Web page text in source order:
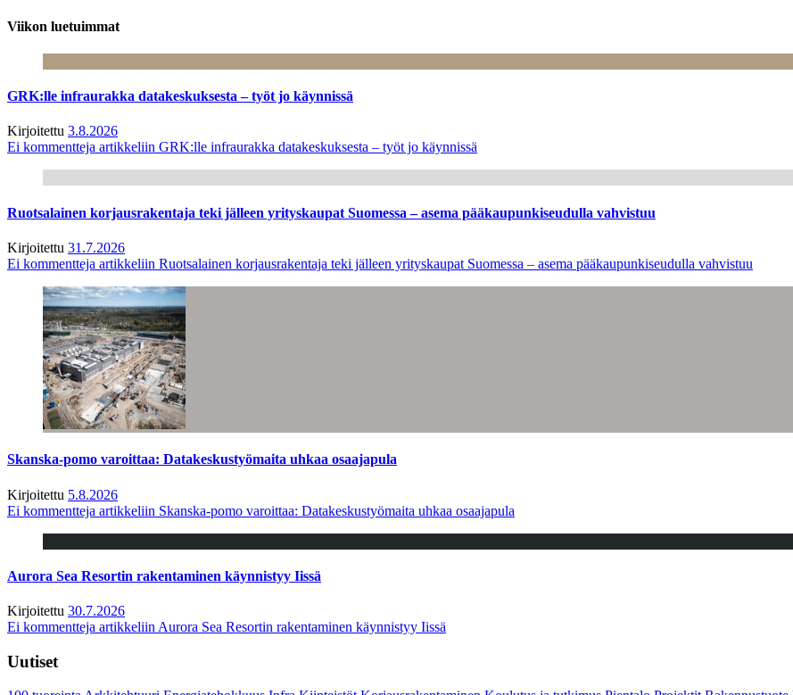
Viikon luetuimmat
GRK:lle infraurakka datakeskuksesta – työt jo käynnissä
Kirjoitettu 3.8.2026
Ei kommentteja artikkeliin GRK:lle infraurakka datakeskuksesta – työt jo käynnissä
Ruotsalainen korjausrakentaja teki jälleen yrityskaupat Suomessa – asema pääkaupunkiseudulla vahvistuu
Kirjoitettu 31.7.2026
Ei kommentteja artikkeliin Ruotsalainen korjausrakentaja teki jälleen yrityskaupat Suomessa – asema pääkaupunkiseudulla vahvistuu
Skanska-pomo varoittaa: Datakeskustyömaita uhkaa osaajapula
Kirjoitettu 5.8.2026
Ei kommentteja artikkeliin Skanska-pomo varoittaa: Datakeskustyömaita uhkaa osaajapula
Aurora Sea Resortin rakentaminen käynnistyy Iissä
Kirjoitettu 30.7.2026
Ei kommentteja artikkeliin Aurora Sea Resortin rakentaminen käynnistyy Iissä
Uutiset